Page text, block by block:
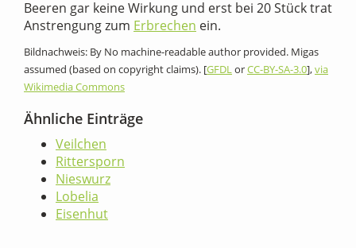
Beeren gar keine Wirkung und erst bei 20 Stück trat
Anstrengung zum Erbrechen ein.
Bildnachweis: By No machine-readable author provided. Migas
assumed (based on copyright claims). [GFDLorCC-BY-SA-3.0],via
Wikimedia Commons
Ähnliche Einträge
Veilchen
Rittersporn
Nieswurz
Lobelia
Eisenhut